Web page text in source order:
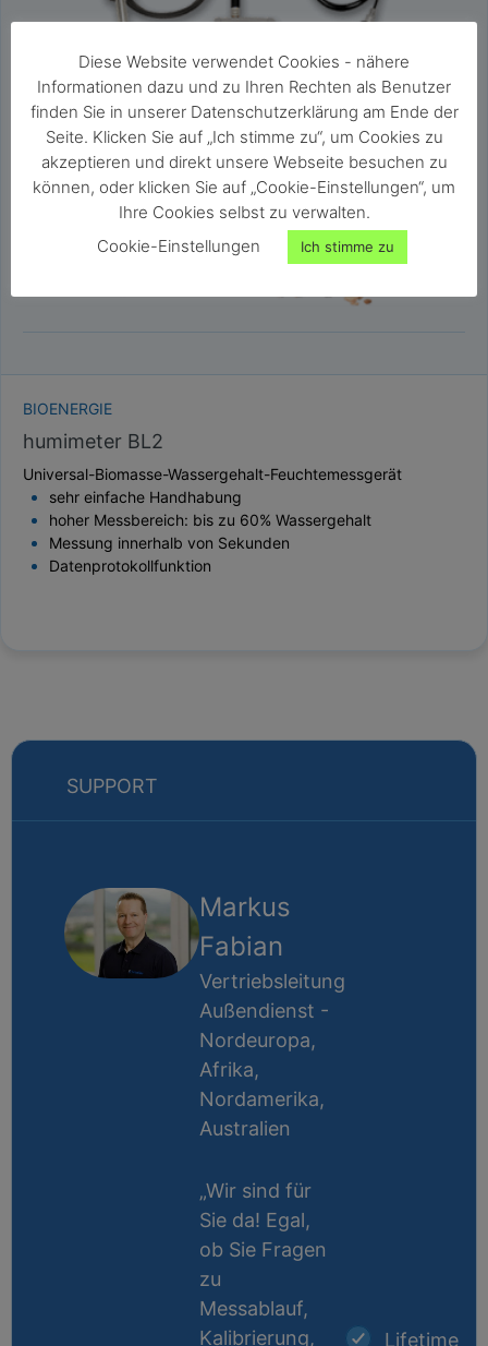
BIOENERGIE
humimeter BL2
Universal-Biomasse-Wassergehalt-Feuchtemessgerät
sehr einfache Handhabung
hoher Messbereich: bis zu 60% Wassergehalt
Messung innerhalb von Sekunden
Datenprotokollfunktion
SUPPORT
Markus
Fabian
Vertriebsleitung
Außendienst -
Nordeuropa,
Afrika,
Nordamerika,
Australien
„Wir sind für
Sie da! Egal,
ob Sie Fragen
zu
Messablauf,
Kalibrierung,
Lifetime
Diese Website verwendet Cookies - nähere
Informationen dazu und zu Ihren Rechten als Benutzer
finden Sie in unserer Datenschutzerklärung am Ende der
Seite. Klicken Sie auf „Ich stimme zu“, um Cookies zu
akzeptieren und direkt unsere Webseite besuchen zu
können, oder klicken Sie auf „Cookie-Einstellungen“, um
Ihre Cookies selbst zu verwalten.
Cookie-Einstellungen
Ich stimme zu